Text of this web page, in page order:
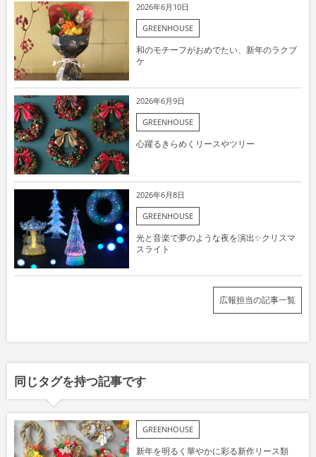
2026年6月10日
GREENHOUSE
和のモチーフがおめでたい、新年のラクブ
ケ
2026年6月9日
GREENHOUSE
心躍るきらめくリースやツリー
2026年6月8日
GREENHOUSE
光と音楽で夢のような夜を演出✨クリスマ
スライト
広報担当の記事一覧
同じタグを持つ記事です
GREENHOUSE
新年を明るく華やかに彩る新作リース類